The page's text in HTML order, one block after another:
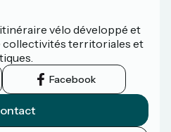
vélo développé et
collectivités territoriales et
Facebook